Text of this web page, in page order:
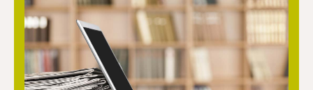
Bereits umgesetzte Projekte